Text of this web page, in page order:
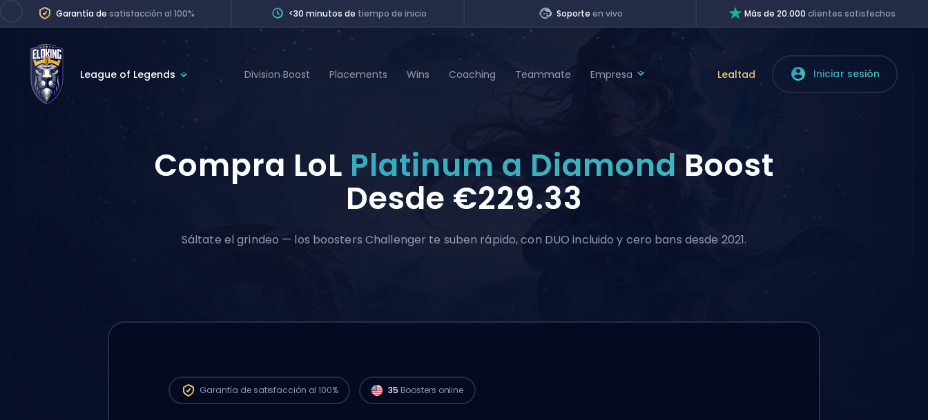
Garantía de satisfacción al 100% <30 minutos de tiempo de inicio Soporteen vivo Más de 20.000clientes satisfechos
League of Legends
Division Boost
Division Boost Placements Wins Coaching Teammate Empresa Lealtad Iniciar sesión
Compra LoL Platinum a Diamond Boost
Desde €229.33
Sáltate el grindeo — los boosters Challenger te suben rápido, con DUO incluido y cero bans desde 2021.
Garantía de satisfacción al 100% 35 Boosters online